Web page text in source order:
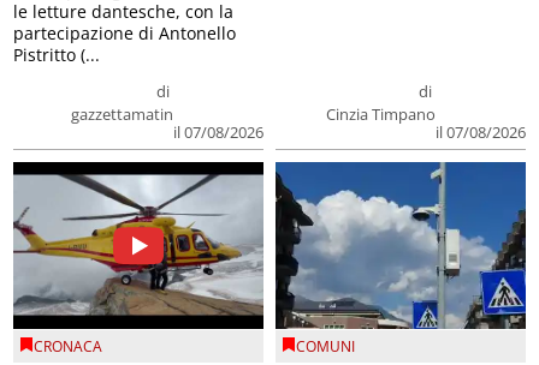
di
gazzettamatin
il 07/08/2026
le letture dantesche, con la
partecipazione di Antonello
Pistritto (...
di
Cinzia Timpano
il 07/08/2026
CRONACA COMUNI